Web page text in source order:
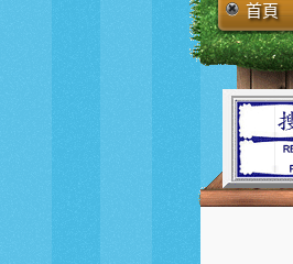
首頁